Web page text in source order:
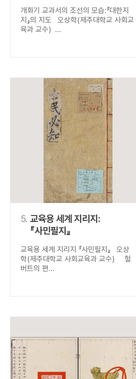
개화기 교과서의 조선의 모습:『대한지
지』의 지도 오상학(제주대학교 사회교
육과 교수) ...
5. 교육용 세계 지리지:
『사민필지』
교육용 세계 지리지 『사민필지』 오상
학(제주대학교 사회교육과 교수) 헐
버트의 편...